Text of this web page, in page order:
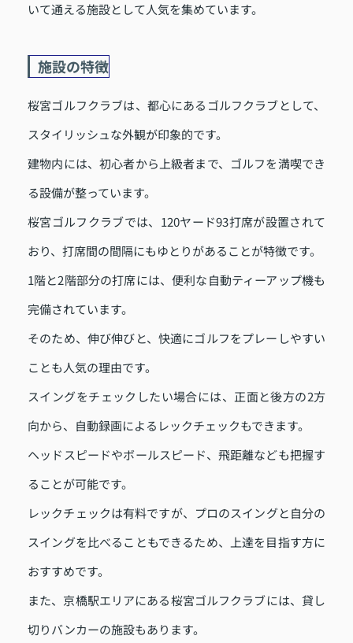
いて通える施設として人気を集めています。
施設の特徴
桜宮ゴルフクラブは、都心にあるゴルフクラブとして、
スタイリッシュな外観が印象的です。
建物内には、初心者から上級者まで、ゴルフを満喫でき
る設備が整っています。
桜宮ゴルフクラブでは、120ヤード93打席が設置されて
おり、打席間の間隔にもゆとりがあることが特徴です。
1階と2階部分の打席には、便利な自動ティーアップ機も
完備されています。
そのため、伸び伸びと、快適にゴルフをプレーしやすい
ことも人気の理由です。
スイングをチェックしたい場合には、正面と後方の2方
向から、自動録画によるレックチェックもできます。
ヘッドスピードやボールスピード、飛距離なども把握す
ることが可能です。
レックチェックは有料ですが、プロのスイングと自分の
スイングを比べることもできるため、上達を目指す方に
おすすめです。
また、京橋駅エリアにある桜宮ゴルフクラブには、貸し
切りバンカーの施設もあります。